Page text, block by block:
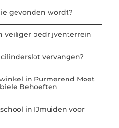
gevonden wordt?
veiliger bedrijventerrein
vervangen?
in Purmerend Moet
Behoeften
in IJmuiden voor